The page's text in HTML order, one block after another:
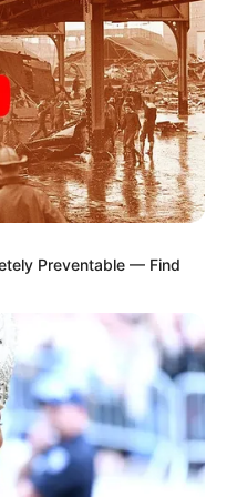
Arishfa Khan
Preventable — Find